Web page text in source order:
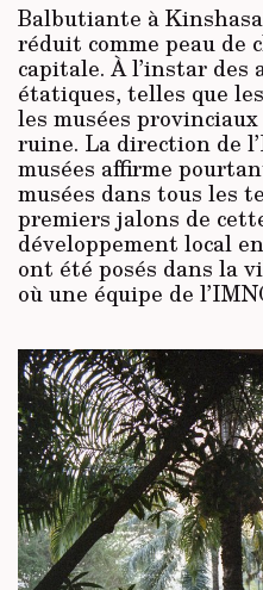
Balbutiante à
réduit comme peau de
capitale. À l’instar
étatiques, telles que
les musées
ruine. La direction de
musées affirme
musées dans tous les
premiers jalons de
développement local
ont été posés dans la
où une équipe de